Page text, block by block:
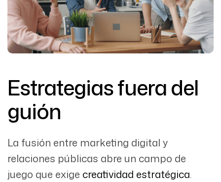
Estrategias fuera del
guión
La fusión entre marketing digital y
relaciones públicas abre un campo de
juego que exige creatividad estratégica.